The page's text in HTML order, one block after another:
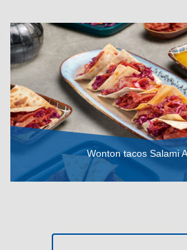
Wonton tacos Salami